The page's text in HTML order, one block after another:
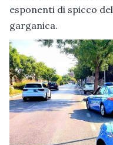
esponenti di spicco
garganica.